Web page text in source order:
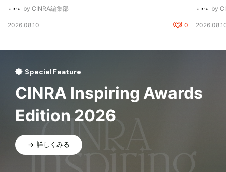
by CINRA編集部
2026.08.10 0
by
Special Feature
CINRA Inspiring Awards
Edition 2026
詳しくみる